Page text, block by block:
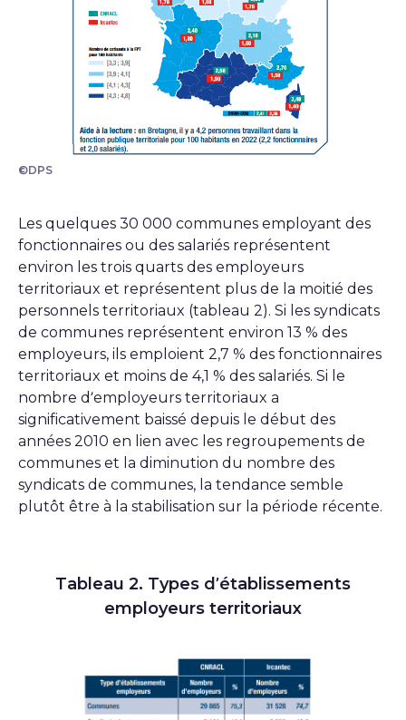
©DPS
Les quelques 30 000 communes employant des
fonctionnaires ou des salariés représentent
environ les trois quarts des employeurs
territoriaux et représentent plus de la moitié des
personnels territoriaux (tableau 2). Si les syndicats
de communes représentent environ 13 % des
employeurs, ils emploient 2,7 % des fonctionnaires
territoriaux et moins de 4,1 % des salariés. Si le
nombre d’employeurs territoriaux a
significativement baissé depuis le début des
années 2010 en lien avec les regroupements de
communes et la diminution du nombre des
syndicats de communes, la tendance semble
plutôt être à la stabilisation sur la période récente.
Tableau 2. Types d’établissements
employeurs territoriaux